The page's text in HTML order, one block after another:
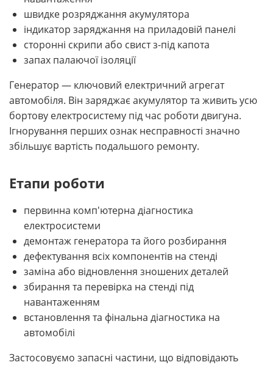
швидке розряджання акумулятора
індикатор заряджання на приладовій панелі
сторонні скрипи або свист з-під капота
запах палаючої ізоляції
Генератор — ключовий електричний агрегат
автомобіля. Він заряджає акумулятор та живить усю
бортову електросистему під час роботи двигуна.
Ігнорування перших ознак несправності значно
збільшує вартість подальшого ремонту.
Етапи роботи
первинна комп'ютерна діагностика
електросистеми
демонтаж генератора та його розбирання
дефектування всіх компонентів на стенді
заміна або відновлення зношених деталей
збирання та перевірка на стенді під
навантаженням
встановлення та фінальна діагностика на
автомобілі
Застосовуємо запасні частини, що відповідають